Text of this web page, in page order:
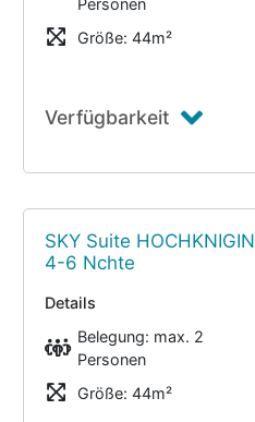
Größe: 44m²
Verfügbarkeit
SKY Suite HOCHKNIGIN
4-6 Nchte
Details
Belegung: max. 2
Personen
Größe: 44m²